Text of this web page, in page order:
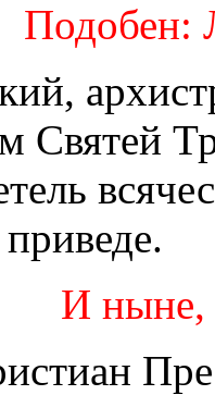
Подобен:
Святей
И ныне,